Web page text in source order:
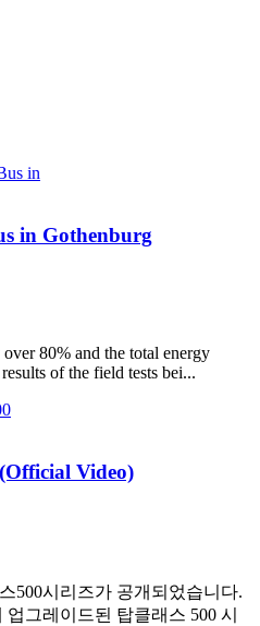
in Gothenburg
80% and the total energy
of the field tests bei...
Video)
500시리즈가 공개되었습니다.
그레이드된 탑클래스 500 시